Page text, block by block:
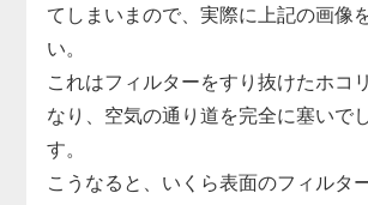
てしまいまので、実際に上記の画像
い。
これはフィルターをすり抜けたホコ
なり、空気の通り道を完全に塞いで
す。
こうなると、いくら表面のフィルタ